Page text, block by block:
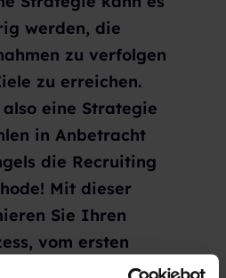
werden, die
zu verfolgen
zu erreichen.
also eine Strategie
in Anbetracht
die Recruiting
Mit dieser
Sie Ihren
vom ersten
Interessenten bis